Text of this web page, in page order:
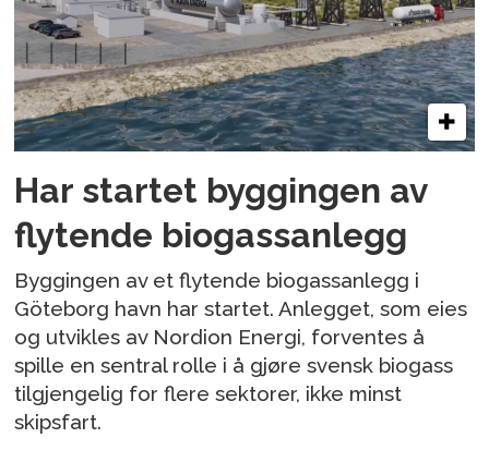
Har startet byggingen av
flytende biogassanlegg
Byggingen av et flytende biogassanlegg i
Göteborg havn har startet. Anlegget, som eies
og utvikles av Nordion Energi, forventes å
spille en sentral rolle i å gjøre svensk biogass
tilgjengelig for flere sektorer, ikke minst
skipsfart.